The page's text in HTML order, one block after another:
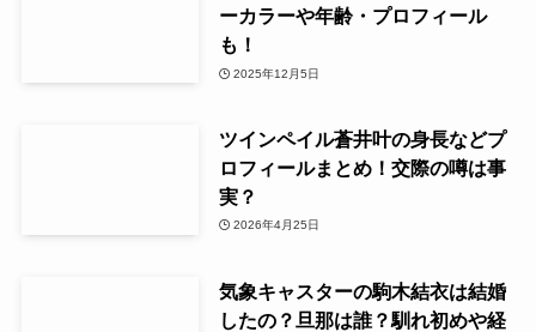
ーカラーや年齢・プロフィール
も！
2025年12月5日
ツインペイル蒼井叶の身長などプ
ロフィールまとめ！交際の噂は事
実？
2026年4月25日
気象キャスターの駒木結衣は結婚
したの？旦那は誰？馴れ初めや経